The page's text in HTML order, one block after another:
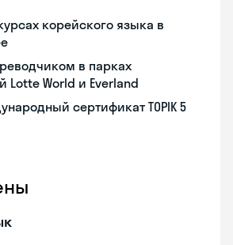
корейского языка в
в парках
Lotte World и Everland
сертификат TOPIK 5